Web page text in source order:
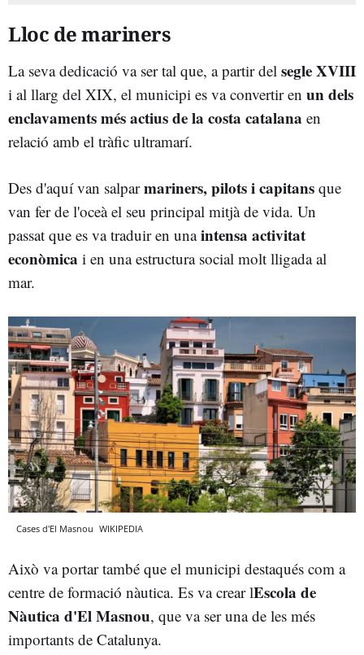
Lloc de mariners
La seva dedicació va ser tal que, a partir del segle XVIII
i al llarg del XIX, el municipi es va convertir en un dels
enclavaments més actius de la costa catalana en
relació amb el tràfic ultramarí.
Des d'aquí van salparmariners, pilots i capitans que
van fer de l'oceà el seu principal mitjà de vida. Un
passat que es va traduir en unaintensa activitat
econòmica i en una estructura social molt lligada al
mar.
Cases d'El Masnou WIKIPEDIA
Això va portar també que el municipi destaqués com a
centre de formació nàutica. Es va crear lEscola de
Nàutica d'El Masnou, que va ser una de les més
importants de Catalunya.